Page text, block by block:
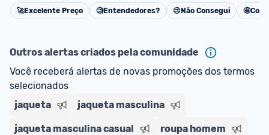
impostos.
Cancelar
🚀Excelente Preço 🧐Entendedores? 😢 Não Consegui 🤩
Outros alertas criados pela comunidade
Você receberá alertas de novas promoções dos termos
selecionados
jaqueta
jaqueta masculina
jaqueta masculina casual roupa homem